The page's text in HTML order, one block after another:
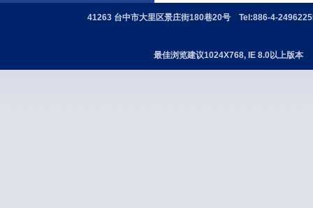
41263 台中市大里区景庄街180巷20号 Tel:886-4-
最佳浏览建议1024X768, IE 8.0以上版